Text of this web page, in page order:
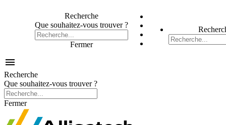
Recherche
Que souhaitez-vous trouver ?
Fermer

Recherche
Que souhaitez-vous trouver ?
Fermer